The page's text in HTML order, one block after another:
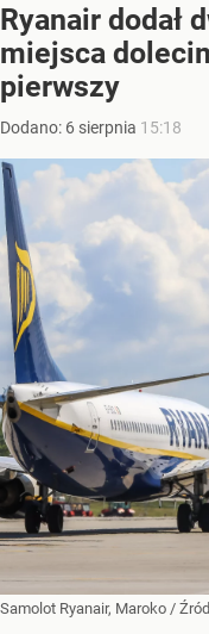
Ryanair dodał
miejsca
pierwszy
Dodano: 6 sierpnia 15:18
Samolot Ryanair, Maroko /